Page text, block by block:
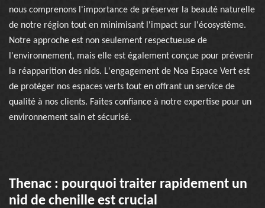
nous comprenons l'importance de préserver la beauté naturelle
de notre région tout en minimisant l'impact sur l'écosystème.
Notre approche est non seulement respectueuse de
l'environnement, mais elle est également conçue pour prévenir
la réapparition des nids. L'engagement de Noa Espace Vert est
de protéger nos espaces verts tout en offrant un service de
qualité à nos clients. Faites confiance à notre expertise pour un
environnement sain et sécurisé.
Thenac : pourquoi traiter rapidement un
nid de chenille est crucial